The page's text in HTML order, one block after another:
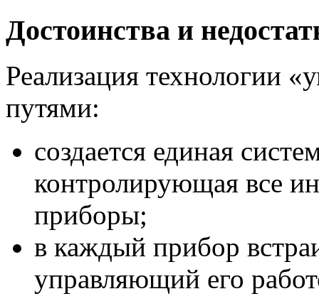
Достоинства и
Реализация технологии
путями:
создается единая
контролирующая все
приборы;
в каждый прибор
управляющий его